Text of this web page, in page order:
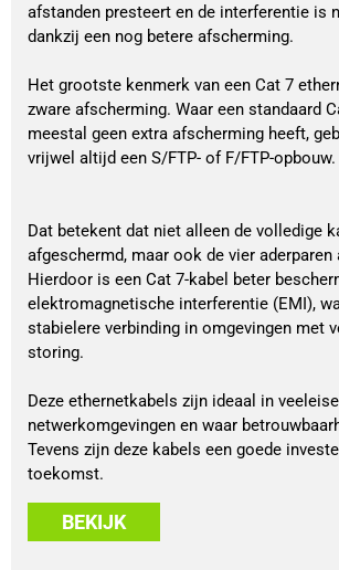
afstanden presteert en de interferentie is
dankzij een nog betere afscherming.
Het grootste kenmerk van een Cat 7
zware afscherming. Waar een standaard
meestal geen extra afscherming heeft,
vrijwel altijd een S/FTP- of F/FTP-opbouw.
Dat betekent dat niet alleen de volledige
afgeschermd, maar ook de vier
Hierdoor is een Cat 7-kabel beter
elektromagnetische interferentie (EMI),
stabielere verbinding in omgevingen met
storing.
Deze ethernetkabels zijn ideaal in
netwerkomgevingen en waar
Tevens zijn deze kabels een goede
toekomst.
BEKIJK